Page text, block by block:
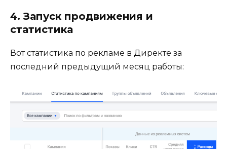
4. Запуск продвижения и
статистика
Вот статистика по рекламе в Директе за
последний предыдущий месяц работы: